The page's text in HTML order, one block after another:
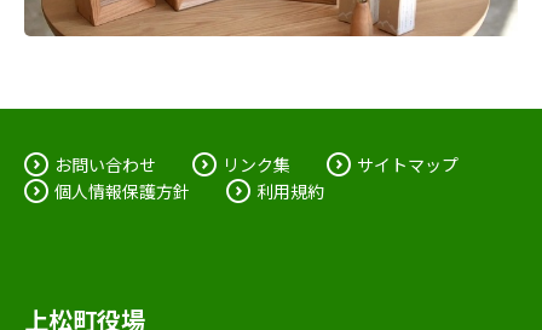
お問い合わせ リンク集
サイトマップ
個人情報保護方針
利用規約
上松町役場